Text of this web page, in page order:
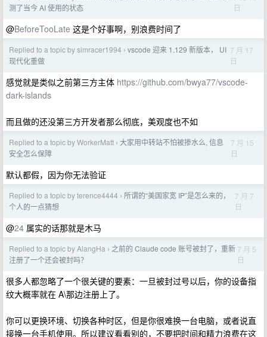
测了当今 AI 使用的状态
日
@BeforeTooLate 这是个好事啊，别浪费时间了
Replied to a topic by simracer1994 › vscode 迎来 1.129 新版本， UI
现代化重做
7 月 17
日
感觉就是类似之前第三方主体 https://github.com/bwya77/vscode-
dark-islands
而且做的还没第三方开发者那么彻底，美观度也不如
Replied to a topic by WorkerMatt › 大家用中转站不怕被掺水么, 信息
安全怎么保障
7 月 15
日
默认都假，因为你无法验证
Replied to a topic by terence4444 › 所谓的“美国家宽 IP”是怎么来的，
个人的一点猜想
7 月 7
日
@24 属实的话那就是木马
Replied to a topic by AlangHa › 之前的 Claude code 账号被封了，重新
注册了一个还会被封吗？
7 月 5
日
很多人都忽略了一个很关键的要素：一旦被封过号以后，你的设备指
纹大概率就在 A\那边注册上了。
你可以更换环境、切换各种时区，但是你很难换一台电脑，或者说直
接换一台手机使用。所以建议看看别的，不要把时间和精力浪费在这